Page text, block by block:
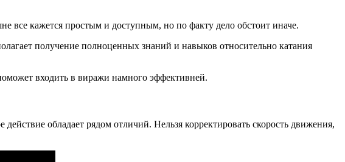
все кажется простым и доступным, но по факту дело обстоит иначе.
получение полноценных знаний и навыков относительно катания
входить в виражи намного эффективней.
обладает рядом отличий. Нельзя корректировать скорость движения,